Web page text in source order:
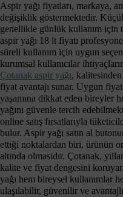
Aspir yağı fiyatları, markaya,
değişiklik göstermektedir.
genellikle günlük kullanım için
aspir yağı 18 lt fiyatı
süreli kullanım için uygun
kurumsal kullanıcılar
Çotanak aspir yağı,
fiyat avantajı sunar. Uygun
yaşamına dikkat eden bireyler
yağını güvenle tercih
online satış fırsatlarıyla
bulur. Aspir yağı satın al
ettiği noktalardan biri, ürünün
altında olmasıdır. Çotanak,
kalite ve fiyat dengesini
yağı hem bireysel kullanımlar
ulaşılabilir, güvenilir ve